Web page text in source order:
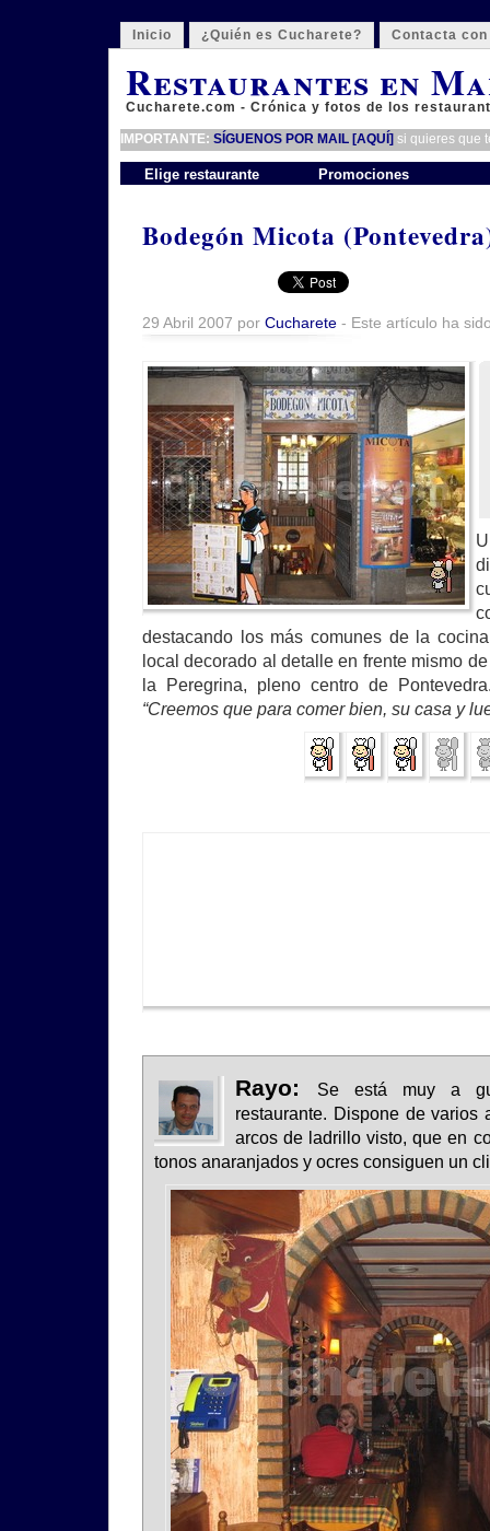
Inicio ¿Quién es Cucharete? Contacta
Restaurantes en
Cucharete.com - Crónica y fotos de los
IMPORTANTE: SÍGUENOS POR MAIL [AQUÍ] si quieres que
Elige restaurante Promociones
Bodegón Micota
29 Abril 2007 por Cucharete - Este artículo ha
destacando los más comunes de la
local decorado al detalle en frente mismo
la Peregrina, pleno centro de
“Creemos que para comer bien, su casa y
Rayo:
Se está muy a
restaurante. Dispone de varios
arcos de ladrillo visto, que en
tonos anaranjados y ocres consiguen un